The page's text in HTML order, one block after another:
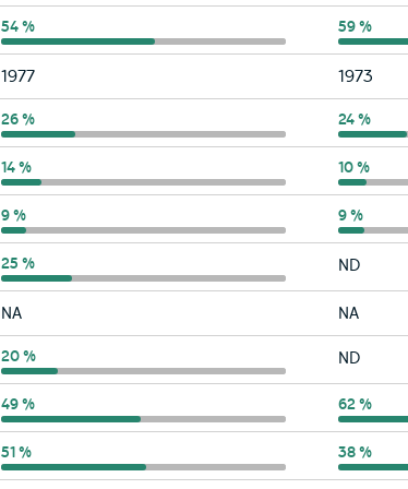
Hérault
54 % Occitanie
59 %
Hérault
1977 Occitanie
1973
Hérault
26 % Occitanie
24 %
Hérault
14 % Occitanie
10 %
Hérault
9 % Occitanie
9 %
Hérault
25 % Occitanie
ND
Hérault
NA Occitanie
NA
Hérault
20 % Occitanie
ND
Hérault
49 % Occitanie
62 %
Hérault
51 % Occitanie
38 %